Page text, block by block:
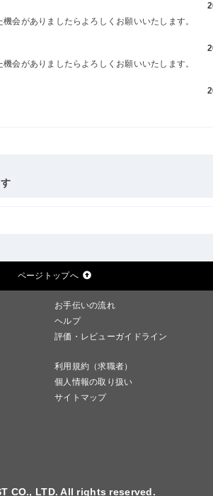
会がありましたらよろしくお願いいたします。
会がありましたらよろしくお願いいたします。
ページトップへ
お手伝いの流れ
ヘルプ
評価・レビューガイドライン
利用規約（求職者）
個人情報の取り扱い
サイトマップ
CO., LTD. All rights reserved.